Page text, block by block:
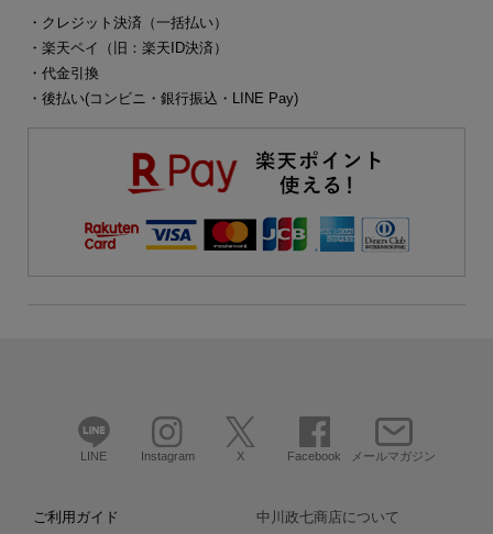
・クレジット決済（一括払い）
・楽天ペイ（旧：楽天ID決済）
・代金引換
・後払い(コンビニ・銀行振込・LINE Pay)
LINE Instagram X Facebook メールマガジン
ご利用ガイド 中川政七商店について